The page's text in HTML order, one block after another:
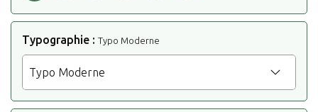
Typographie : Typo Moderne